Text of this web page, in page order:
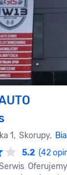
1, Skorupy,
5.2 (42